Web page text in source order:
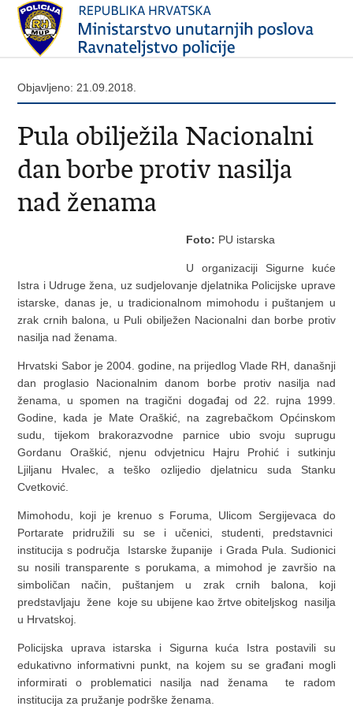
Objavljeno: 21.09.2018.
Pula obilježila Nacionalni
dan borbe protiv nasilja
nad ženama
Foto: PU istarska
U organizaciji Sigurne kuće
Istra i Udruge žena, uz sudjelovanje djelatnika Policijske uprave
istarske, danas je, u tradicionalnom mimohodu i puštanjem u
zrak crnih balona, u Puli obilježen Nacionalni dan borbe protiv
nasilja nad ženama.
Hrvatski Sabor je 2004. godine, na prijedlog Vlade RH, današnji
dan proglasio Nacionalnim danom borbe protiv nasilja nad
ženama, u spomen na tragični događaj od 22. rujna 1999.
Godine, kada je Mate Oraškić, na zagrebačkom Općinskom
sudu, tijekom brakorazvodne parnice ubio svoju suprugu
Gordanu Oraškić, njenu odvjetnicu Hajru Prohić i sutkinju
Ljiljanu Hvalec, a teško ozlijedio djelatnicu suda Stanku
Cvetković.
Mimohodu, koji je krenuo s Foruma, Ulicom Sergijevaca do
Portarate pridružili su se i učenici, studenti, predstavnici
institucija s područja Istarske županije i Grada Pula. Sudionici
su nosili transparente s porukama, a mimohod je završio na
simboličan način, puštanjem u zrak crnih balona, koji
predstavljaju žene koje su ubijene kao žrtve obiteljskog nasilja
u Hrvatskoj.
Policijska uprava istarska i Sigurna kuća Istra postavili su
edukativno informativni punkt, na kojem su se građani mogli
informirati o problematici nasilja nad ženama te radom
institucija za pružanje podrške ženama.